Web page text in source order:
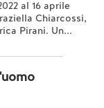
al 16 aprile
Chiarcossi,
Pirani. Un...